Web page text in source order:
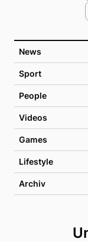
News
Sport
People
Videos
Games
Lifestyle
Archiv